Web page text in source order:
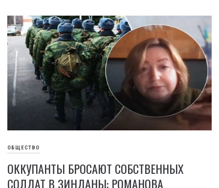
ОБЩЕСТВО
ОККУПАНТЫ БРОСАЮТ СОБСТВЕННЫХ
СОЛДАТ В ЗИНДАНЫ: РОМАНОВА